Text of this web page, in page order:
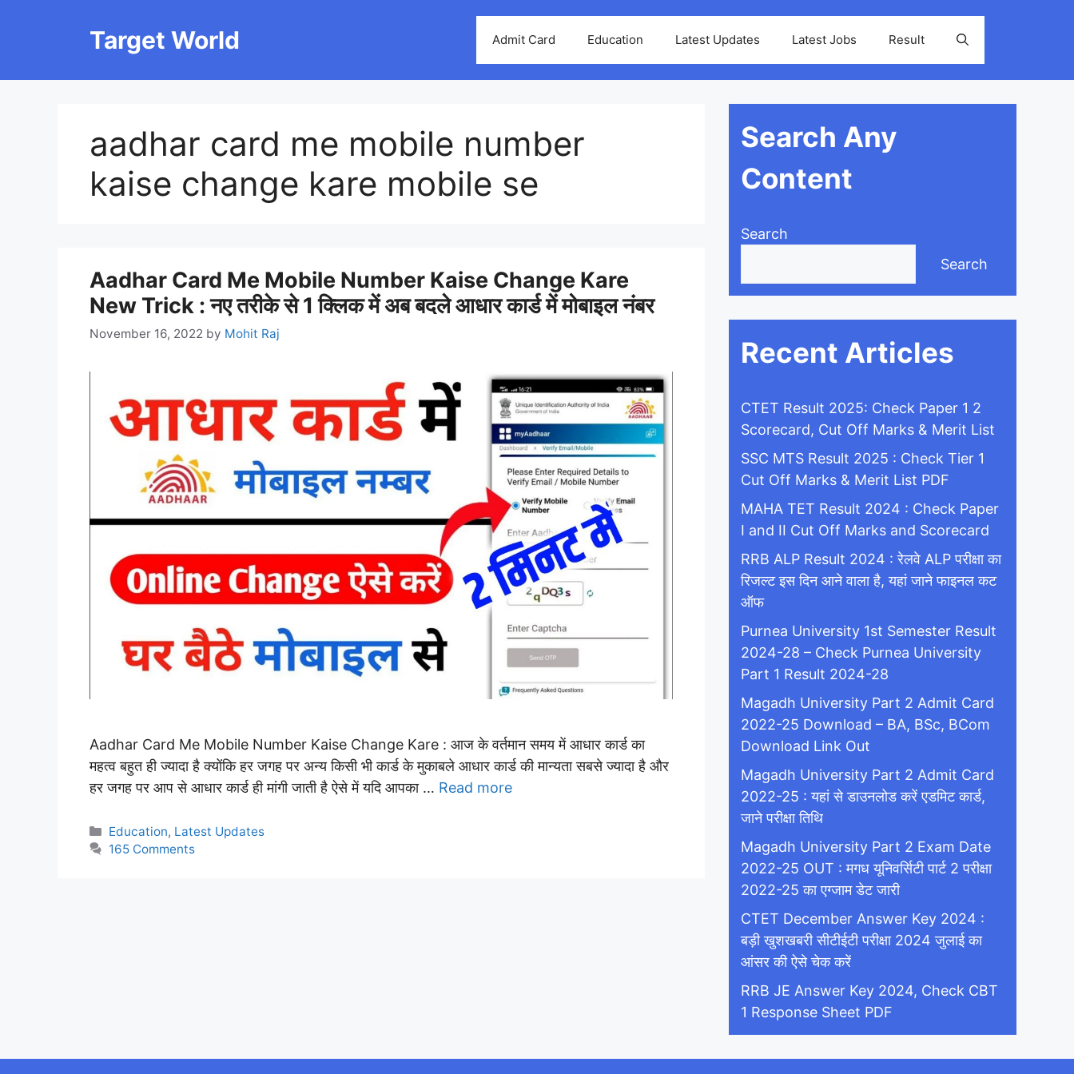
Target World Admit Card Education Latest Updates Latest Jobs Result
aadhar card me mobile number
kaise change kare mobile se
Aadhar Card Me Mobile Number Kaise Change Kare
New Trick : नए तरीके से 1 क्लिक में अब बदले आधार कार्ड में मोबाइल नंबर
November 16, 2022 by Mohit Raj
Aadhar Card Me Mobile Number Kaise Change Kare : आज के वर्तमान समय में आधार कार्ड का
महत्व बहुत ही ज्यादा है क्योंकि हर जगह पर अन्य किसी भी कार्ड के मुकाबले आधार कार्ड की मान्यता सबसे ज्यादा है और
हर जगह पर आप से आधार कार्ड ही मांगी जाती है ऐसे में यदि आपका … Read more
Categories
Education, Latest Updates
165 Comments
Search Any
Content
Search
Search
Recent Articles
CTET Result 2025: Check Paper 1 2
Scorecard, Cut Off Marks & Merit List
SSC MTS Result 2025 : Check Tier 1
Cut Off Marks & Merit List PDF
MAHA TET Result 2024 : Check Paper
I and II Cut Off Marks and Scorecard
RRB ALP Result 2024 : रेलवे ALP परीक्षा का
रिजल्ट इस दिन आने वाला है, यहां जाने फाइनल कट
ऑफ
Purnea University 1st Semester Result
2024-28 – Check Purnea University
Part 1 Result 2024-28
Magadh University Part 2 Admit Card
2022-25 Download – BA, BSc, BCom
Download Link Out
Magadh University Part 2 Admit Card
2022-25 : यहां से डाउनलोड करें एडमिट कार्ड,
जाने परीक्षा तिथि
Magadh University Part 2 Exam Date
2022-25 OUT : मगध यूनिवर्सिटी पार्ट 2 परीक्षा
2022-25 का एग्जाम डेट जारी
CTET December Answer Key 2024 :
बड़ी खुशखबरी सीटीईटी परीक्षा 2024 जुलाई का
आंसर की ऐसे चेक करें
RRB JE Answer Key 2024, Check CBT
1 Response Sheet PDF